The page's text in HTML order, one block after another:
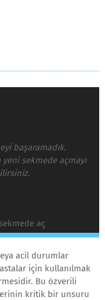
başaramadık.
yeni sekmede açmayı
aç
acil durumlar
için kullanılmak
Bu özverili
kritik bir unsuru